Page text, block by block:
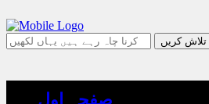
جو
چاہ
صفحہ اول